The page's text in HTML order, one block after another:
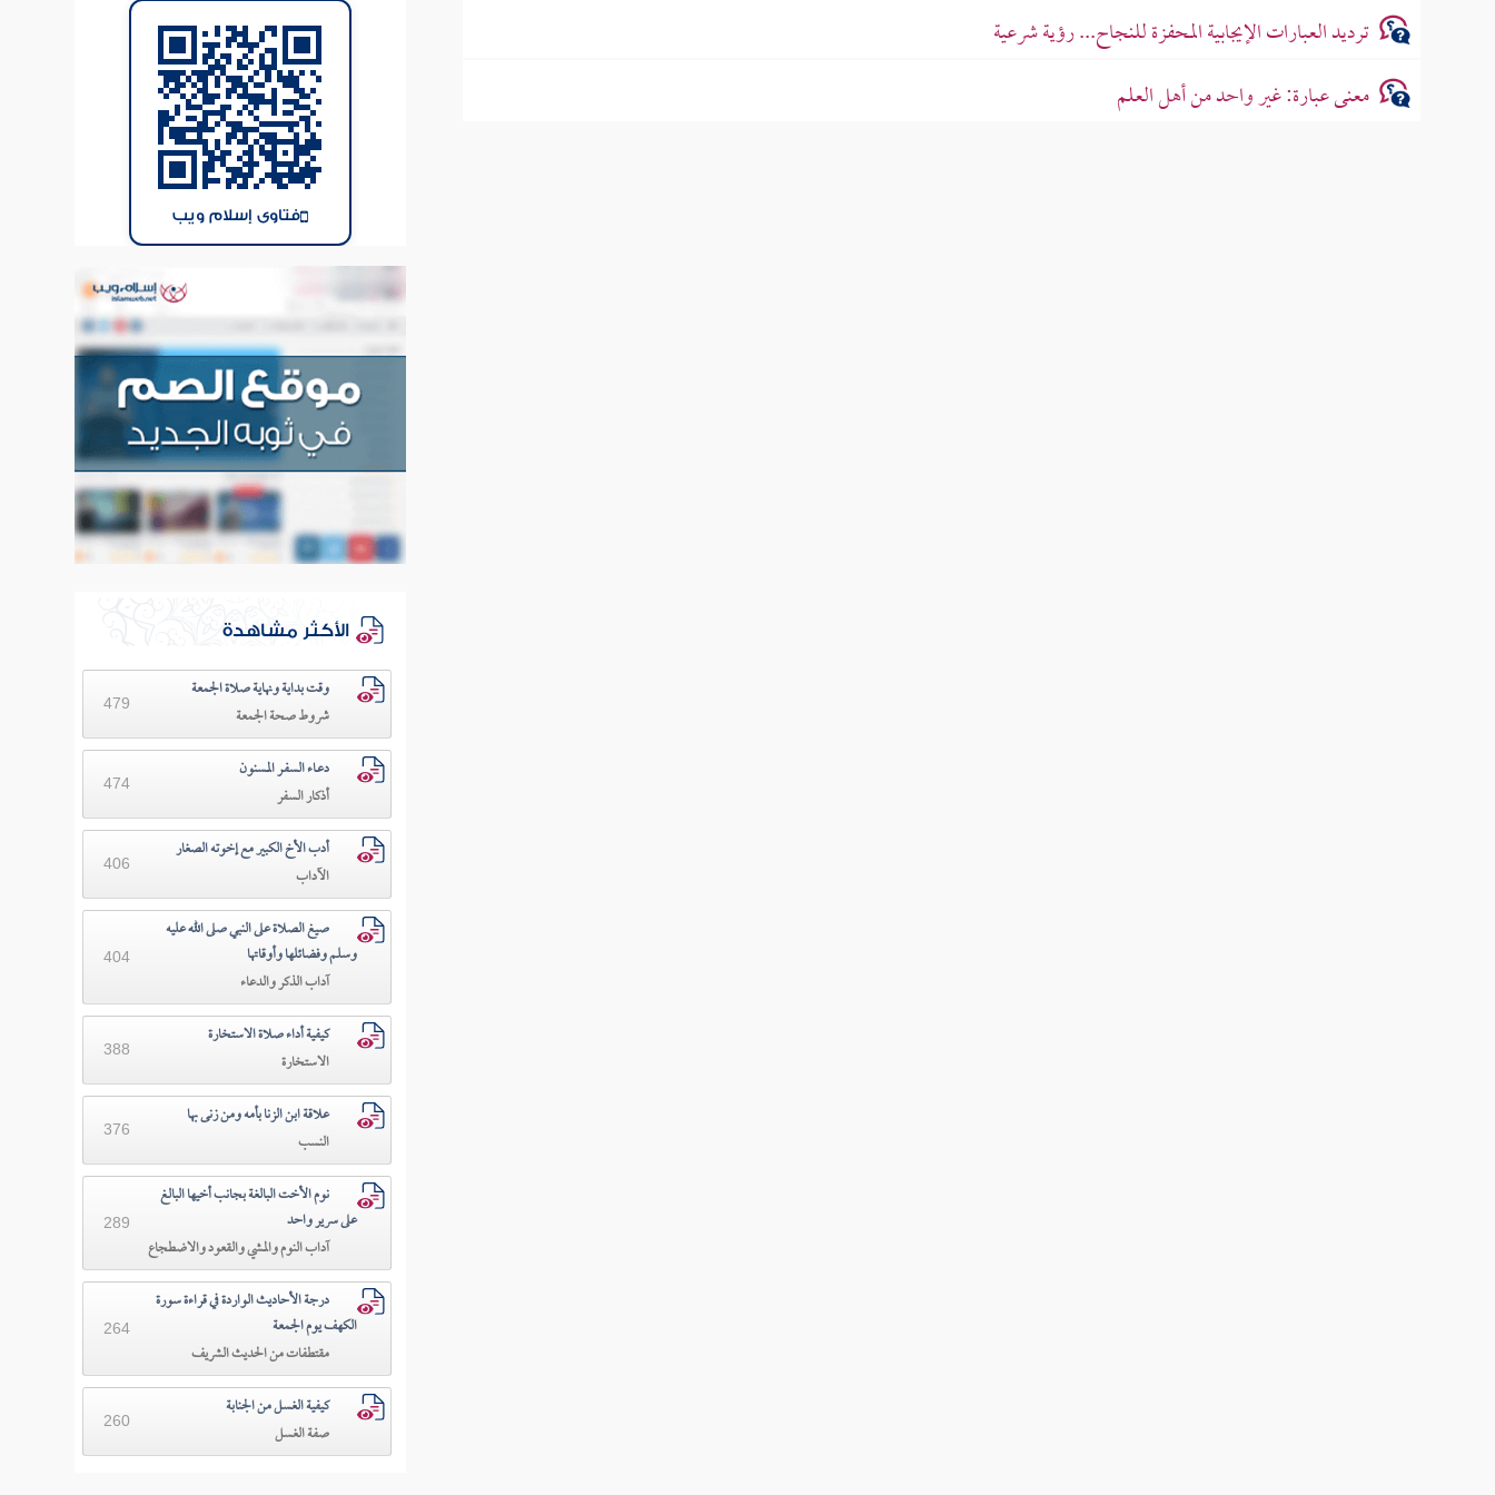
ترديد العبارات الإيجابية المحفزة للنجاح... رؤية شرعية
معنى عبارة: غير واحد من أهل العلم
فتاوى إسلام ويب
الأكثر مشاهدة
وقت بداية ونهاية صلاة الجمعة
شروط صحة الجمعة
479
دعـاء السفـر المسنون
أذكار السفر
474
أدب الأخ الكبير مع إخوته الصغار
الآداب
406
صيغ الصلاة على النبي صلى الله عليه
وسلم وفضائلها وأوقاتها
آداب الذكر والدعاء
404
كيفية أداء صلاة الاستخارة
الاستخارة
388
علاقة ابن الزنا بأمه ومن زنى بها
النسب
376
نوم الأخت البالغة بجانب أخيها البالغ
على سرير واحد
آداب النوم والمشي والقعود والاضطجاع
289
درجة الأحاديث الواردة في قراءة سورة
الكهف يوم الجمعة
مقتطفات من الحديث الشريف
264
كيفية الغسل من الجنابة
صفة الغسل
260